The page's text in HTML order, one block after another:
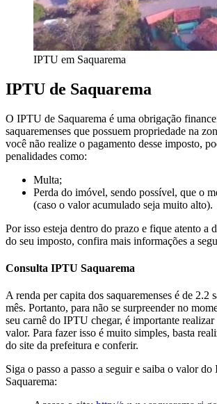
IPTU em Saquarema
IPTU de Saquarema
O IPTU de Saquarema é uma obrigação
saquaremenses que possuem propriedade na
você não realize o pagamento desse imposto,
penalidades como:
Multa;
Perda do imóvel, sendo possível, que o
(caso o valor acumulado seja muito alto).
Por isso esteja dentro do prazo e fique atento a
do seu imposto, confira mais informações a
Consulta IPTU Saquarema
A renda per capita dos saquaremenses é de 2.2
mês. Portanto, para não se surpreender no
seu carnê do IPTU chegar, é importante realizar
valor. Para fazer isso é muito simples, basta
do site da prefeitura e conferir.
Siga o passo a passo a seguir e saiba o valor
Saquarema: